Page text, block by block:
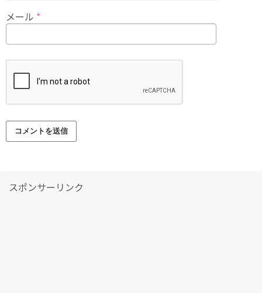
メール *
スポンサーリンク